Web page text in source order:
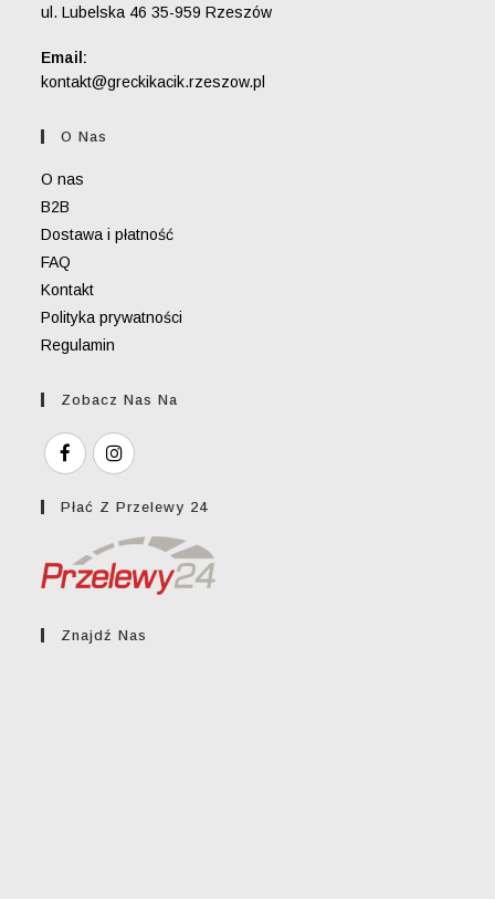
ul. Lubelska 46 35-959 Rzeszów
Email:
kontakt@greckikacik.rzeszow.pl
O Nas
O nas
B2B
Dostawa i płatność
FAQ
Kontakt
Polityka prywatności
Regulamin
Zobacz Nas Na
Płać Z Przelewy 24
Znajdź Nas